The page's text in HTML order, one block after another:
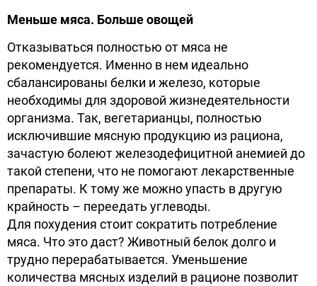
Меньше мяса. Больше овощей
Отказываться полностью от мяса не
рекомендуется. Именно в нем идеально
сбалансированы белки и железо, которые
необходимы для здоровой жизнедеятельности
организма. Так, вегетарианцы, полностью
исключившие мясную продукцию из рациона,
зачастую болеют железодефицитной анемией до
такой степени, что не помогают лекарственные
препараты. К тому же можно упасть в другую
крайность – переедать углеводы.
Для похудения стоит сократить потребление
мяса. Что это даст? Животный белок долго и
трудно перерабатывается. Уменьшение
количества мясных изделий в рационе позволит